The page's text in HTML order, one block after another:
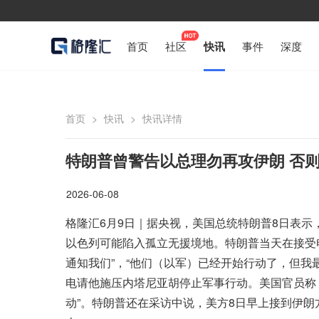
首页 社区 快讯 事件 深度
首页 > 快讯 > 快讯详情
特朗普曾警告以总理勿再攻伊朗 否
2026-06-08
格隆汇6月9日｜据央视，美国总统特朗普8日表
以色列可能陷入孤立无援境地。特朗普当天在接
通知我们”，“他们（以军）已经开始行动了，但
电请他施压内塔尼亚胡停止军事行动。美国官员
动”。特朗普还在采访中说，美方8日早上接到伊